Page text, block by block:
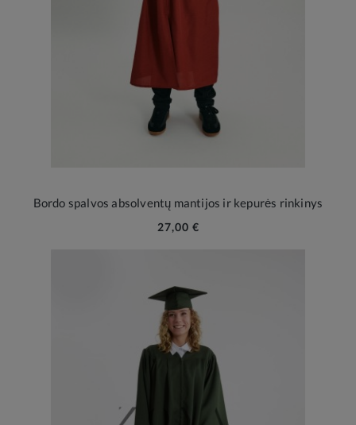
Bordo spalvos absolventų mantijos ir kepurės rinkinys
27,00 €